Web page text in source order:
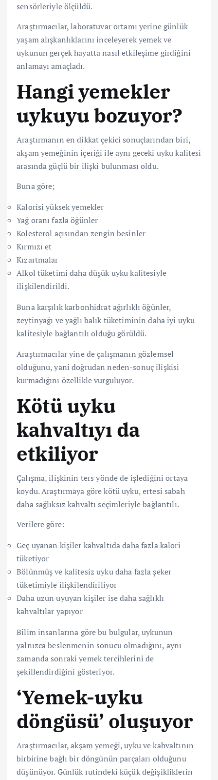
sensörleriyle ölçüldü.
Araştırmacılar, laboratuvar ortamı yerine günlük
yaşam alışkanlıklarını inceleyerek yemek ve
uykunun gerçek hayatta nasıl etkileşime girdiğini
anlamayı amaçladı.
Hangi yemekler
uykuyu bozuyor?
Araştırmanın en dikkat çekici sonuçlarından biri,
akşam yemeğinin içeriği ile aynı geceki uyku kalitesi
arasında güçlü bir ilişki bulunması oldu.
Buna göre;
Kalorisi yüksek yemekler
Yağ oranı fazla öğünler
Kolesterol açısından zengin besinler
Kırmızı et
Kızartmalar
Alkol tüketimi daha düşük uyku kalitesiyle
ilişkilendirildi.
Buna karşılık karbonhidrat ağırlıklı öğünler,
zeytinyağı ve yağlı balık tüketiminin daha iyi uyku
kalitesiyle bağlantılı olduğu görüldü.
Araştırmacılar yine de çalışmanın gözlemsel
olduğunu, yani doğrudan neden-sonuç ilişkisi
kurmadığını özellikle vurguluyor.
Kötü uyku
kahvaltıyı da
etkiliyor
Çalışma, ilişkinin ters yönde de işlediğini ortaya
koydu. Araştırmaya göre kötü uyku, ertesi sabah
daha sağlıksız kahvaltı seçimleriyle bağlantılı.
Verilere göre:
Geç uyanan kişiler kahvaltıda daha fazla kalori
tüketiyor
Bölünmüş ve kalitesiz uyku daha fazla şeker
tüketimiyle ilişkilendiriliyor
Daha uzun uyuyan kişiler ise daha sağlıklı
kahvaltılar yapıyor
Bilim insanlarına göre bu bulgular, uykunun
yalnızca beslenmenin sonucu olmadığını, aynı
zamanda sonraki yemek tercihlerini de
şekillendirdiğini gösteriyor.
‘Yemek-uyku
döngüsü’ oluşuyor
Araştırmacılar, akşam yemeği, uyku ve kahvaltının
birbirine bağlı bir döngünün parçaları olduğunu
düşünüyor. Günlük rutindeki küçük değişikliklerin